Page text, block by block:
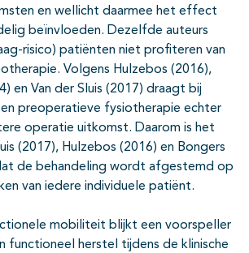
en wellicht daarmee het effect
beïnvloeden. Dezelfde auteurs
risico) patiënten niet profiteren van
Volgens Hulzebos (2016),
en Van der Sluis (2017) draagt bij
preoperatieve fysiotherapie echter
operatie uitkomst. Daarom is het
(2017), Hulzebos (2016) en Bongers
de behandeling wordt afgestemd op
van iedere individuele patiënt.
mobiliteit blijkt een voorspeller
functioneel herstel tijdens de klinische